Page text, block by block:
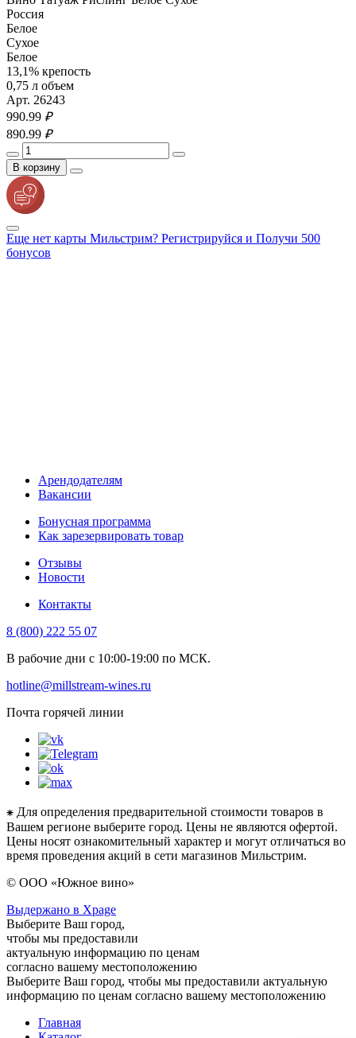
Россия
Белое
Сухое
Белое
13,1% крепость
0,75 л объем
Арт. 26243
990.99 ₽
890.99 ₽
В корзину
Еще нет карты Мильстрим? Регистрируйся и Получи 500
бонусов
Арендодателям
Вакансии
Бонусная программа
Как зарезервировать товар
Отзывы
Новости
Контакты
8 (800) 222 55 07
В рабочие дни с 10:00-19:00 по МСК.
hotline@millstream-wines.ru
Почта горячей линии
⁕ Для определения предварительной стоимости товаров в
Вашем регионе выберите город. Цены не являются офертой.
Цены носят ознакомительный характер и могут отличаться во
время проведения акций в сети магазинов Мильстрим.
© ООО «Южное вино»
Выдержано в Xpage
Выберите Ваш город,
чтобы мы предоставили
актуальную информацию по ценам
согласно вашему местоположению
Выберите Ваш город, чтобы мы предоставили актуальную
информацию по ценам согласно вашему местоположению
Главная